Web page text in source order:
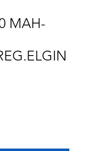
MAH-